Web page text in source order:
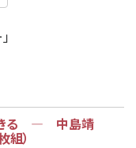
きる ― 中島靖
）